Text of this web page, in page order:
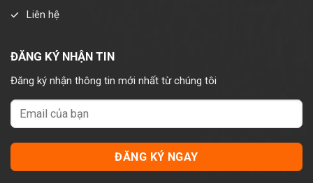
Liên hệ
ĐĂNG KÝ NHẬN TIN
Đăng ký nhận thông tin mới nhất từ chúng tôi